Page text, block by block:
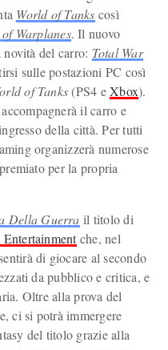
World of Tanks così
Warplanes. Il nuovo
del carro: Total War
sulle postazioni PC così
of Tanks(PS4 eXbox).
il carro e
della città. Per tutti
organizzerà numerose
per la propria
Della Guerra il titolo di
che, nel
di giocare al secondo
da pubblico e critica, e
Oltre alla prova del
ci si potrà immergere
del titolo grazie alla